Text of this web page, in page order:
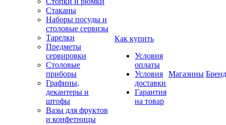
Стаканы
Наборы посуды и
столовые сервизы
Тарелки
Предметы
сервировки
Столовые
приборы
Графины,
декантеры и
штофы
Вазы для фруктов
и конфетницы
Как купить
Условия
оплаты
Условия
доставки
Гарантия
на товар
Магазины